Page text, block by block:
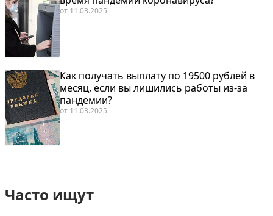
от 11.03.2025
Как получать выплату по 19500 рублей в
месяц, если вы лишились работы из-за
пандемии?
от 11.03.2025
Часто ищут